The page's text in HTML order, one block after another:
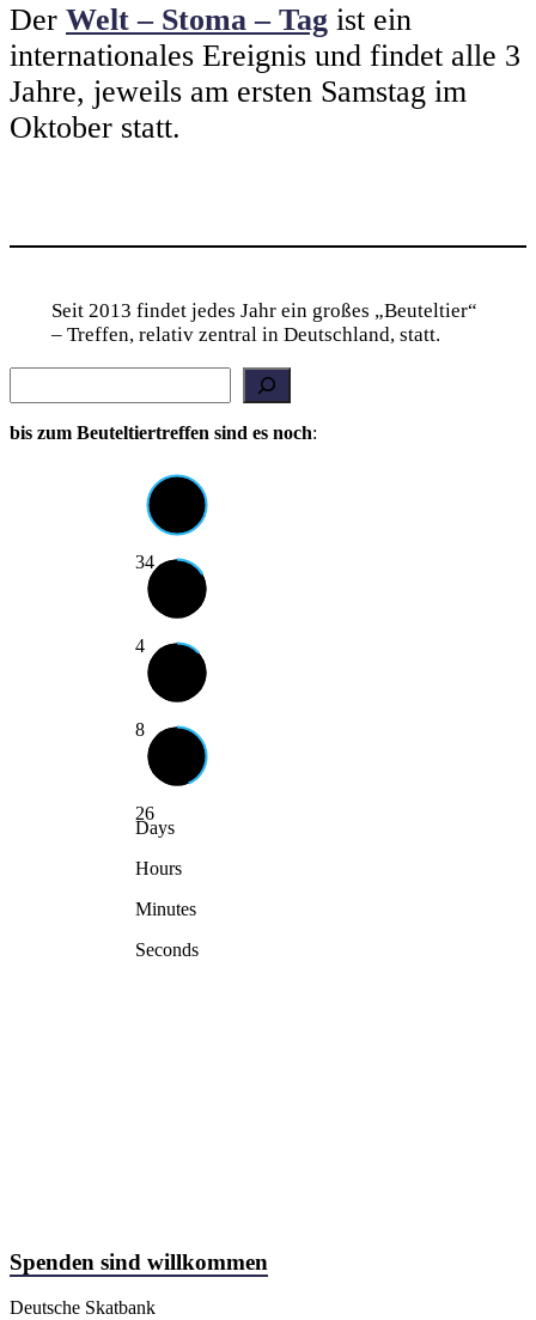
Der Welt – Stoma – Tag ist ein
internationales Ereignis und findet alle 3
Jahre, jeweils am ersten Samstag im
Oktober statt.
Seit 2013 findet jedes Jahr ein großes „Beuteltier“
– Treffen, relativ zentral in Deutschland, statt.
bis zum Beuteltiertreffen sind es noch:
34
4
8
26
Days
Hours
Minutes
Seconds
Spenden sind willkommen
Deutsche Skatbank